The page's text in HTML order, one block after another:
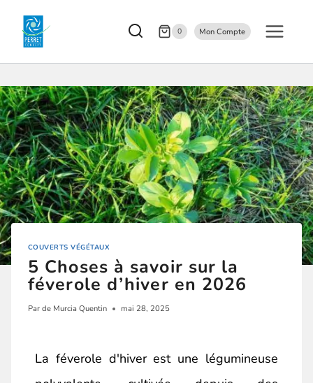
0 Mon Compte
COUVERTS VÉGÉTAUX
5 Choses à savoir sur la
féverole d’hiver en 2026
Par de Murcia Quentin mai 28, 2025
La féverole d'hiver est une légumineuse